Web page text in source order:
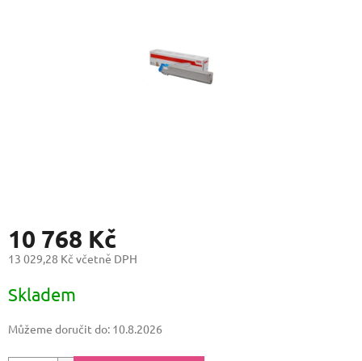
10 768 Kč
13 029,28 Kč včetně DPH
cena:
Skladem
Můžeme doručit do: 10.8.2026